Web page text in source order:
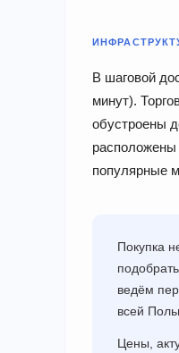
В шаговой
минут).
обустроены
популярные
Покупка
ведём
всей
Цены,